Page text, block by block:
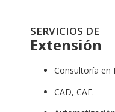
SERVICIOS DE
Extensión
Consultoría en
CAD, CAE.